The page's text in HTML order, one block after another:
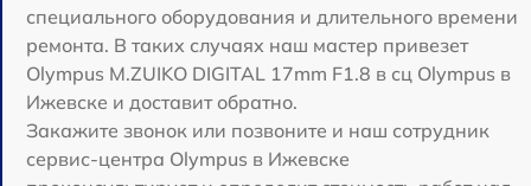
специального оборудования и длительного времени
ремонта. В таких случаях наш мастер привезет
Olympus M.ZUIKO DIGITAL 17mm F1.8 в сц Olympus в
Ижевске и доставит обратно.
Закажите звонок или позвоните и наш сотрудник
сервис-центра Olympus в Ижевске